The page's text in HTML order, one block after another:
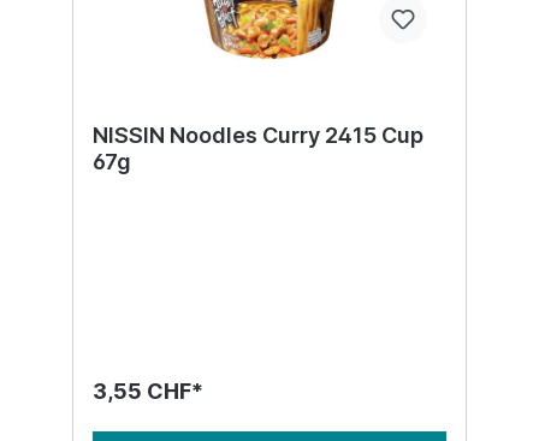
NISSIN Noodles Curry 2415 Cup
67g
3,55 CHF*